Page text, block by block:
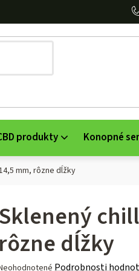
produkty Konopné
mm, rôzne dĺžky
Sklenený
rôzne dĺžky
Podrobnosti